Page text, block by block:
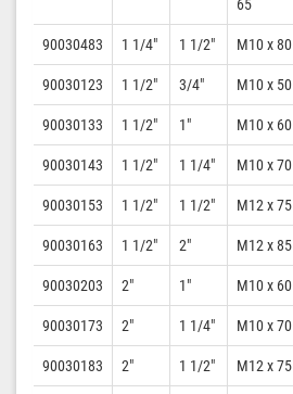
65
90030483 1 1/4″ 1 1/2″ M10 x 80
90030123 1 1/2″ 3/4″ M10 x 50
90030133 1 1/2″ 1″ M10 x 60
90030143 1 1/2″ 1 1/4″ M10 x 70
90030153 1 1/2″ 1 1/2″ M12 x 75
90030163 1 1/2″ 2″ M12 x 85
90030203 2″ 1″ M10 x 60
90030173 2″ 1 1/4″ M10 x 70
90030183 2″ 1 1/2″ M12 x 75